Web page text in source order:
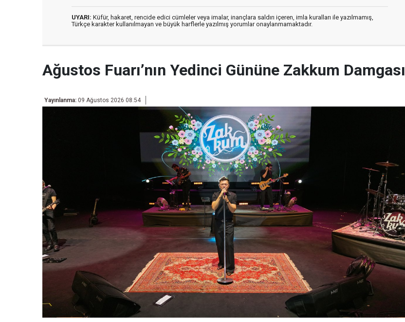
UYARI: Küfür, hakaret, rencide edici cümleler veya imalar, inançlara saldırı içeren, imla kuralları ile yazılmamış,
Türkçe karakter kullanılmayan ve büyük harflerle yazılmış yorumlar onaylanmamaktadır.
Ağustos Fuarı’nın Yedinci Gününe Zakkum Damgası
Yayınlanma: 09 Ağustos 2026 08:54